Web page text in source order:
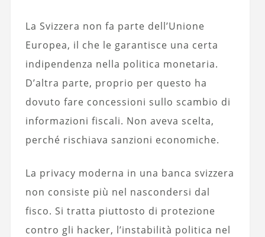
La Svizzera non fa parte dell’Unione
Europea, il che le garantisce una certa
indipendenza nella politica monetaria.
D’altra parte, proprio per questo ha
dovuto fare concessioni sullo scambio di
informazioni fiscali. Non aveva scelta,
perché rischiava sanzioni economiche.
La privacy moderna in una banca svizzera
non consiste più nel nascondersi dal
fisco. Si tratta piuttosto di protezione
contro gli hacker, l’instabilità politica nel